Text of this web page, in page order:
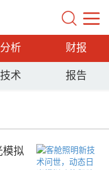
分析 财报
技术 报告
模拟